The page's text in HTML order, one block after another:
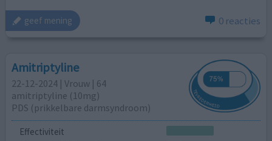
geef mening 0 reacties
Amitriptyline
22-12-2024 | Vrouw | 64
amitriptyline (10mg)
PDS (prikkelbare darmsyndroom)
Effectiviteit